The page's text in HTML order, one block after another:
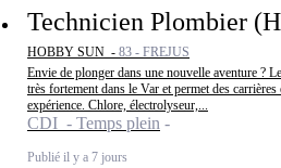
Technicien Plombier
HOBBY SUN - 83 - FREJUS
Envie de plonger dans une nouvelle aventure ?
très fortement dans le Var et permet des
expérience. Chlore, électrolyseur,...
CDI - Temps plein
Publié il y a 7 jours